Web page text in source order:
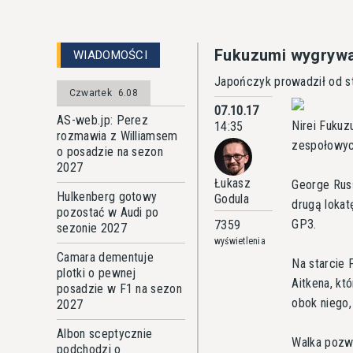
WIADOMOŚCI
Czwartek 6.08
AS-web.jp: Perez
rozmawia z Williamsem
o posadzie na sezon
2027
Hulkenberg gotowy
pozostać w Audi po
sezonie 2027
Camara dementuje
plotki o pewnej
posadzie w F1 na sezon
2027
Albon sceptycznie
podchodzi o
Fukuzumi
Japończyk prowadził od
07.10.17
14:35
Łukasz
Godula
7359
wyświetlenia
Nirei
George
drugą
GP3.
Na starcie
Aitkena,
obok
Walka